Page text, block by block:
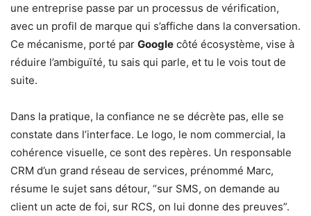
une entreprise passe par un processus de vérification,
avec un profil de marque qui s’affiche dans la conversation.
Ce mécanisme, porté par Google côté écosystème, vise à
réduire l’ambiguïté, tu sais qui parle, et tu le vois tout de
suite.
Dans la pratique, la confiance ne se décrète pas, elle se
constate dans l’interface. Le logo, le nom commercial, la
cohérence visuelle, ce sont des repères. Un responsable
CRM d’un grand réseau de services, prénommé Marc,
résume le sujet sans détour, “sur SMS, on demande au
client un acte de foi, sur RCS, on lui donne des preuves”.